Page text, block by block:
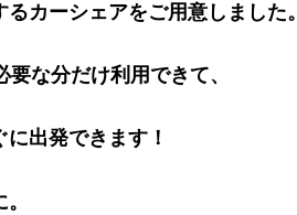
カーシェアをご用意しました。
な分だけ利用できて、
出発できます！